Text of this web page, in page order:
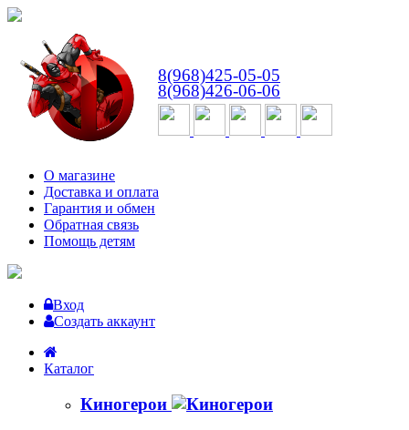
8(968)425-05-05
8(968)426-06-06
О магазине
Доставка и оплата
Гарантия и обмен
Обратная связь
Помощь детям
Вход
Создать аккаунт
Каталог
Киногерои